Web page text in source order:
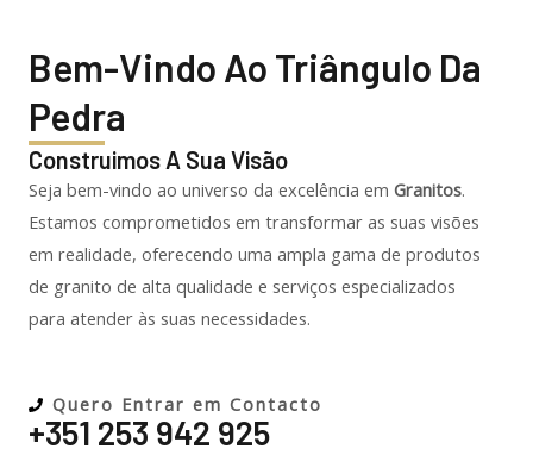
Bem-Vindo Ao Triângulo Da
Pedra
Construimos A Sua Visão
Seja bem-vindo ao universo da excelência em Granitos.
Estamos comprometidos em transformar as suas visões
em realidade, oferecendo uma ampla gama de produtos
de granito de alta qualidade e serviços especializados
para atender às suas necessidades.
Quero Entrar em Contacto
+351 253 942 925